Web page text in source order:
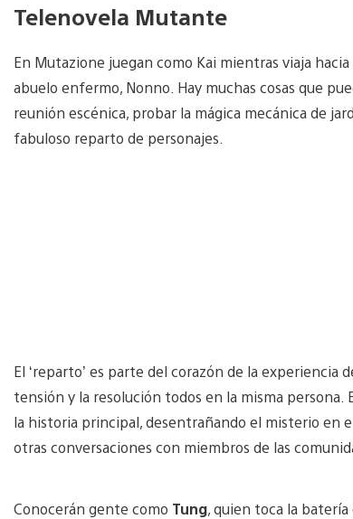
Telenovela Mutante
En Mutazione juegan como Kai mientras viaja
abuelo enfermo, Nonno. Hay muchas cosas que
reunión escénica, probar la mágica mecánica de
fabuloso reparto de personajes.
El ‘reparto’ es parte del corazón de la
tensión y la resolución todos en la misma
la historia principal, desentrañando el misterio en
otras conversaciones con miembros de las
Conocerán gente como Tung, quien toca la batería